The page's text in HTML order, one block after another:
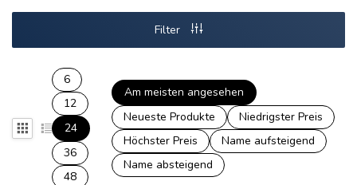
Filter
6
12
24
36
48
Am meisten angesehen
Neueste Produkte
Niedrigster Preis
Höchster Preis
Name aufsteigend
Name absteigend